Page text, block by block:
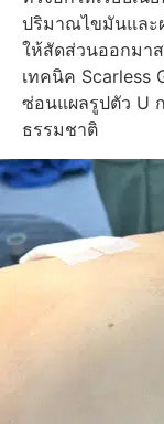
ปริมาณไขมันและ
ให้สัดส่วนออกมา
เทคนิค Scarless
ซ่อนแผลรูปตัว U
ธรรมชาติ